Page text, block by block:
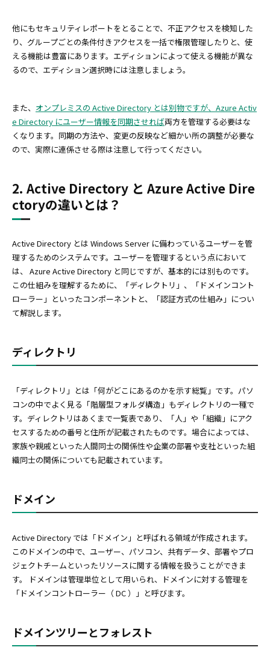
他にもセキュリティレポートをとることで、不正アクセスを検知した
り、グループごとの条件付きアクセスを一括で権限管理したりと、使
える機能は豊富にあります。エディションによって使える機能が異な
るので、エディション選択時には注意しましょう。
また、 オンプレミスの Active Directory とは別物ですが、Azure Activ
e Directory にユーザー情報を同期させれば両方を管理する必要はな
くなります。同期の方法や、変更の反映など細かい所の調整が必要な
ので、実際に連係させる際は注意して行ってください。
2. Active Directory と Azure Active Dire
ctoryの違いとは？
Active Directory とは Windows Server に備わっているユーザーを管
理するためのシステムです。ユーザーを管理するという点において
は、 Azure Active Directory と同じですが、基本的には別ものです。
この仕組みを理解するために、「ディレクトリ」、「ドメインコント
ローラー」といったコンポーネントと、「認証方式の仕組み」につい
て解説します。
ディレクトリ
「ディレクトリ」とは「何がどこにあるのかを示す総覧」です。パソ
コンの中でよく見る「階層型フォルダ構造」もディレクトリの一種で
す。ディレクトリはあくまで一覧表であり、「人」や「組織」にアク
セスするための番号と住所が記載されたものです。場合によっては、
家族や親戚といった人間同士の関係性や企業の部署や支社といった組
織同士の関係についても記載されています。
ドメイン
Active Directory では「ドメイン」と呼ばれる領域が作成されます。
このドメインの中で、ユーザー、パソコン、共有データ、部署やプロ
ジェクトチームといったリソースに関する情報を扱うことができま
す。 ドメインは管理単位として用いられ、ドメインに対する管理を
「ドメインコントローラー（ DC ）」と呼びます。
ドメインツリーとフォレスト